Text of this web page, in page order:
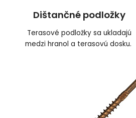
Dištančné podložky
Terasové podložky sa ukladajú
medzi hranol a terasovú dosku.